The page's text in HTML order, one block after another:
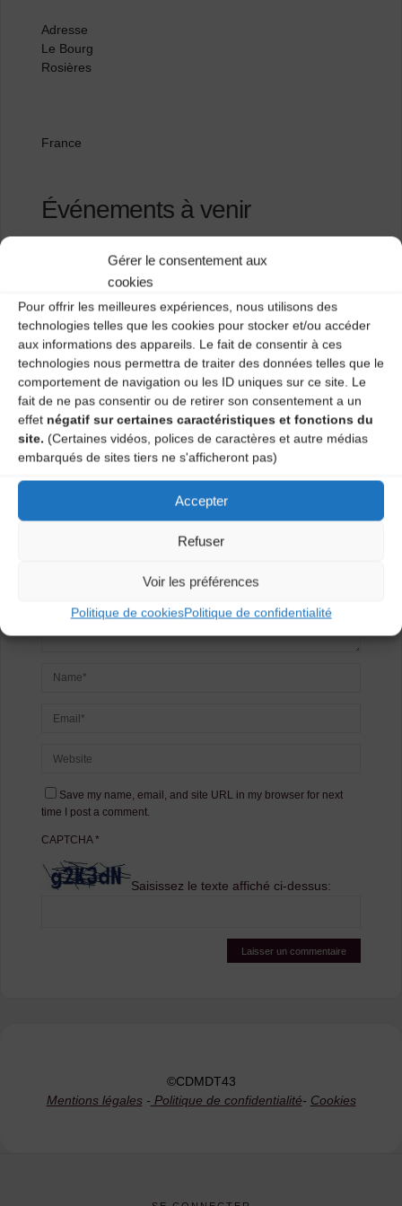
Gérer le consentement aux
cookies
Pour offrir les meilleures expériences, nous utilisons des
technologies telles que les cookies pour stocker et/ou accéder
aux informations des appareils. Le fait de consentir à ces
technologies nous permettra de traiter des données telles que le
comportement de navigation ou les ID uniques sur ce site. Le
fait de ne pas consentir ou de retirer son consentement a un
effet négatif sur certaines caractéristiques et fonctions du
site. (Certaines vidéos, polices de caractères et autre médias
embarqués de sites tiers ne s'afficheront pas)
Accepter
Refuser
Voir les préférences
Politique de cookiesPolitique de confidentialité
Adresse
Le Bourg
Rosières
France
Événements à venir
<li>Aucun événement à cet emplacement</li>
Salle des fêtes de Sanssac
Laisser un
commentaire
obligatoires sont indiqués avec*
Save my name, email, and site URL in my browser for next
time I post a comment.
CAPTCHA*
Saisissez le texte affiché ci-dessus:
©CDMDT43
Mentions légales- Politique de confidentialité- Cookies